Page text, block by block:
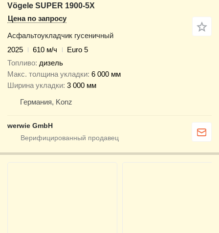
Vögele SUPER 1900-5X
Цена по запросу
Асфальтоукладчик гусеничный
2025
610 м/ч
Euro 5
Топливо дизель
Макс. толщина укладки 6 000 мм
Ширина укладки 3 000 мм
Германия, Konz
werwie GmbH